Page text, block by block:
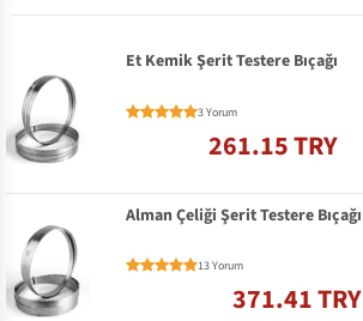
Et Kemik Şerit Testere Bıçağı
3 Yorum
261.15 TRY
Alman Çeliği Şerit Testere Bıçağı
13 Yorum
371.41 TRY